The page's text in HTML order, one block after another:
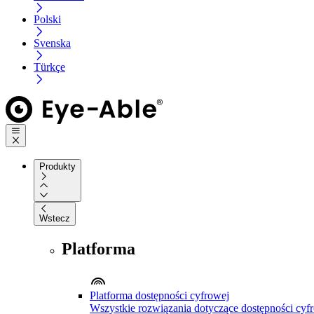
Polski
Svenska
Türkçe
Produkty
Wstecz
Platforma
Platforma dostępności cyfrowej
Wszystkie rozwiązania dotyczące dostępności